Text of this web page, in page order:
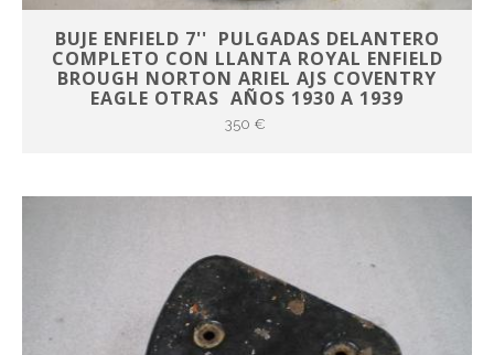
BUJE ENFIELD 7'' PULGADAS DELANTERO
COMPLETO CON LLANTA ROYAL ENFIELD
BROUGH NORTON ARIEL AJS COVENTRY
EAGLE OTRAS AÑOS 1930 A 1939
350 €